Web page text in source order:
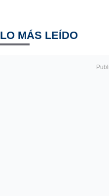
LO MÁS LEÍDO